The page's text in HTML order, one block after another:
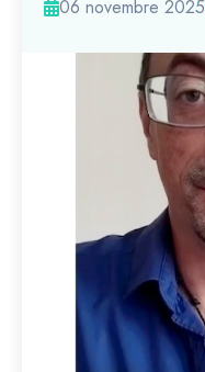
06 novembre 2025